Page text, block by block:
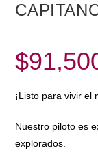
$
¡Listo para vivir el
Nuestro piloto es
explorados.